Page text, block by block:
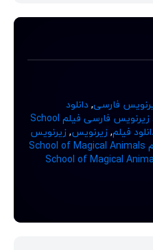
فارسی,دانلود
دانلود زیرنویس فارسی فیلم School
فیلم,زیرنویس,زیرنویس
زیرنویس فارسی فیلم School of Magical Animals